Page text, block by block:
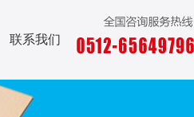
联系我们